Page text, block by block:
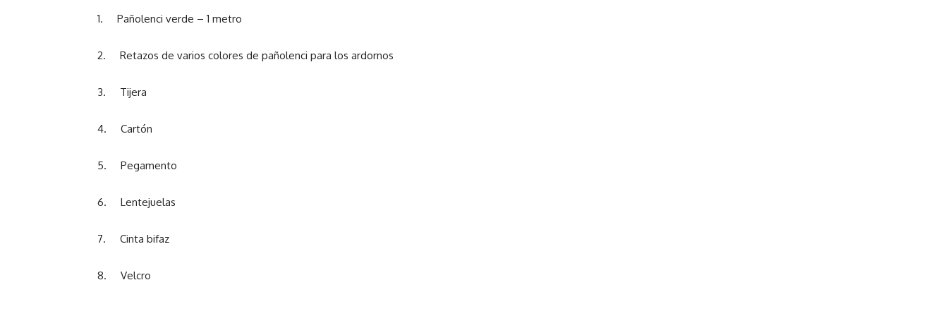
1. Pañolenci verde – 1 metro
2. Retazos de varios colores de pañolenci para los ardornos
3. Tijera
4. Cartón
5. Pegamento
6. Lentejuelas
7. Cinta bifaz
8. Velcro